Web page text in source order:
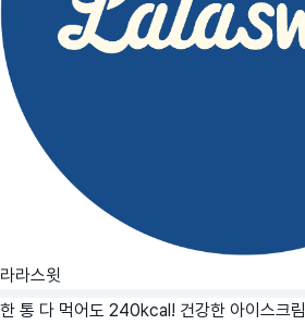
라라스윗
한 통 다 먹어도 240kcal! 건강한 아이스크림